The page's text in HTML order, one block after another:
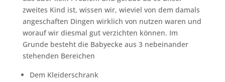
zweites Kind ist, wissen wir, wieviel von dem damals
angeschaften Dingen wirklich von nutzen waren und
worauf wir diesmal gut verzichten können. Im
Grunde besteht die Babyecke aus 3 nebeinander
stehenden Bereichen
Dem Kleiderschrank